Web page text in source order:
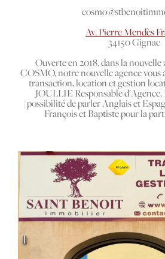
Av. Pierre Mendès
34150 Gignac
Ouverte en 2018, dans la
COSMO, notre nouvelle agence vous
transaction, location et gestion
JOULLIE Responsable
(possibilité de parler Anglais et
François et Baptiste pour la
AFFINER LES
TERRASSE
FILTRER
COUPS DE COEUR